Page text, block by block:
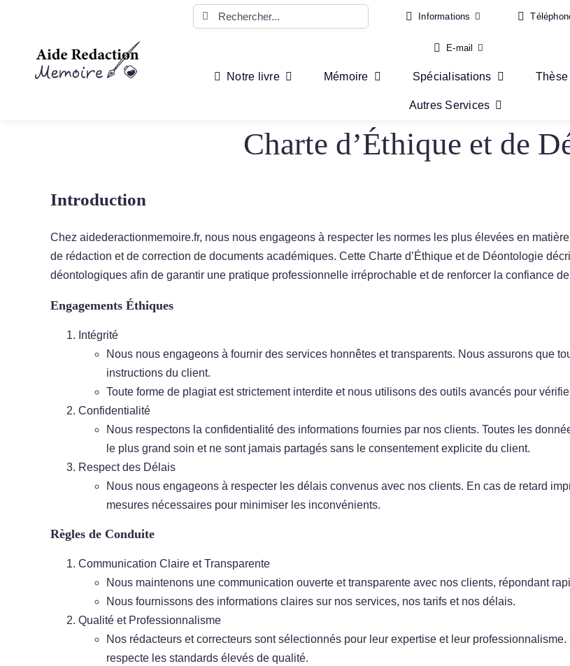
Rechercher: Informations
E-mail
Notre livre Mémoire Spécialisations Thèse
Autres Services
Charte d’Éthique et de
Introduction
Chez aidederactionmemoire.fr, nous nous engageons à respecter les normes les plus élevées en
de rédaction et de correction de documents académiques. Cette Charte d’Éthique et de Déontologie
déontologiques afin de garantir une pratique professionnelle irréprochable et de renforcer la confiance
Engagements Éthiques
Intégrité
Nous nous engageons à fournir des services honnêtes et transparents. Nous assurons que
instructions du client.
Toute forme de plagiat est strictement interdite et nous utilisons des outils avancés pour
Confidentialité
Nous respectons la confidentialité des informations fournies par nos clients. Toutes les
le plus grand soin et ne sont jamais partagés sans le consentement explicite du client.
Respect des Délais
Nous nous engageons à respecter les délais convenus avec nos clients. En cas de retard
mesures nécessaires pour minimiser les inconvénients.
Règles de Conduite
Communication Claire et Transparente
Nous maintenons une communication ouverte et transparente avec nos clients, répondant
Nous fournissons des informations claires sur nos services, nos tarifs et nos délais.
Qualité et Professionnalisme
Nos rédacteurs et correcteurs sont sélectionnés pour leur expertise et leur
respecte les standards élevés de qualité.